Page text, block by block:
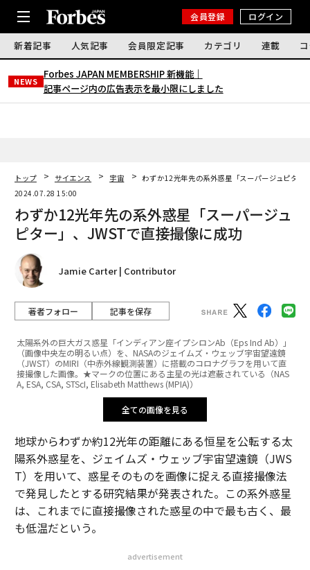
会員登録 ログイン
新着記事 人気記事 会員限定記事 カテゴリ 連載
NEWS
Forbes JAPAN MEMBERSHIP 新機能｜
記事ページ内の広告表示を最小限にしました
トップ サイエンス 宇宙
わずか12光年先の系外惑星「スーパージュピター
2024.07.28 15:00
わずか12光年先の系外惑星「スーパージュ
ピター」、JWSTで直接撮像に成功
Jamie Carter | Contributor
著者フォロー 記事を保存
太陽系外の巨大ガス惑星「インディアン座イプシロンAb（Eps Ind Ab）」
（画像中央左の明るい点）を、NASAのジェイムズ・ウェッブ宇宙望遠鏡
（JWST）のMIRI（中赤外線観測装置）に搭載のコロナグラフを用いて直
接撮像した画像。★マークの位置にある主星の光は遮蔽されている（NAS
A, ESA, CSA, STScI, Elisabeth Matthews (MPIA)）
全ての画像を見る
地球からわずか約12光年の距離にある恒星を公転する太
陽系外惑星を、ジェイムズ・ウェッブ宇宙望遠鏡（JWS
T）を用いて、惑星そのものを画像に捉える直接撮像法
で発見したとする研究結果が発表された。この系外惑星
は、これまでに直接撮像された惑星の中で最も古く、最
も低温だという。
advertisement